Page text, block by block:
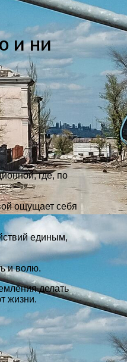
и ни
где, по
ощущает себя
единым,
и волю.
делать
жизни.